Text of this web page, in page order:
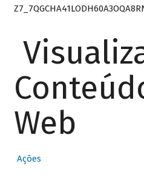
Web
Ações